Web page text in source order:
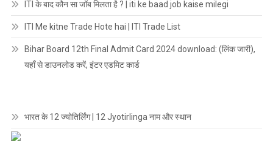
ITI के बाद कौन सा जॉब मिलता है ? | iti ke baad job kaise milegi
ITI Me kitne Trade Hote hai | ITI Trade List
Bihar Board 12th Final Admit Card 2024 download: (लिंक जारी),
यहाँ से डाउनलोड करें, इंटर एडमिट कार्ड
भारत के 12 ज्योतिर्लिंग | 12 Jyotirlinga नाम और स्थान